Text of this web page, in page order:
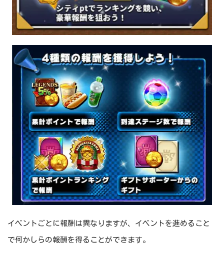
イベントごとに報酬は異なりますが、イベントを進めること
で何かしらの報酬を得ることができます。